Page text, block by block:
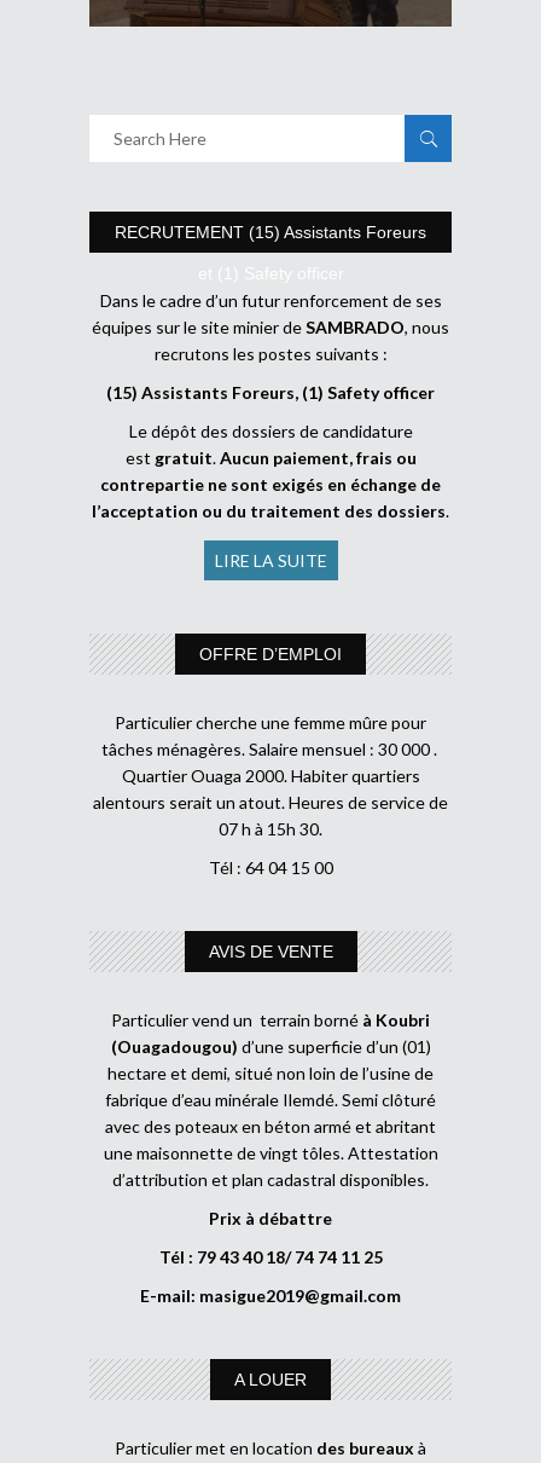
RECRUTEMENT (15) Assistants Foreurs
et (1) Safety officer
Dans le cadre d’un futur renforcement de ses
équipes sur le site minier deSAMBRADO, nous
recrutons les postes suivants :
(15) Assistants Foreurs, (1) Safety officer
Le dépôt des dossiers de candidature
est gratuit.Aucun paiement, frais ou
contrepartie ne sont exigés en échange de
l’acceptation ou du traitement des dossiers.
LIRE LA SUITE
OFFRE D’EMPLOI
Particulier cherche une femme mûre pour
tâches ménagères. Salaire mensuel : 30 000 .
Quartier Ouaga 2000. Habiter quartiers
alentours serait un atout. Heures de service de
07 h à 15h 30.
Tél : 64 04 15 00
AVIS DE VENTE
Particulier vend un terrain borné à Koubri
(Ouagadougou) d’une superficie d’un (01)
hectare et demi, situé non loin de l’usine de
fabrique d’eau minérale Ilemdé. Semi clôturé
avec des poteaux en béton armé et abritant
une maisonnette de vingt tôles. Attestation
d’attribution et plan cadastral disponibles.
Prix à débattre
Tél : 79 43 40 18/ 74 74 11 25
E-mail: masigue2019@gmail.com
A LOUER
Particulier met en location des bureauxà